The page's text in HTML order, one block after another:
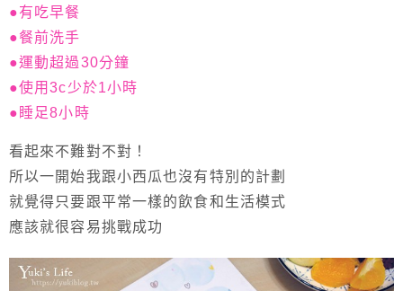
●有吃早餐
●餐前洗手
●運動超過30分鐘
●使用3c少於1小時
●睡足8小時
看起來不難對不對！
所以一開始我跟小西瓜也沒有特別的計劃
就覺得只要跟平常一樣的飲食和生活模式
應該就很容易挑戰成功